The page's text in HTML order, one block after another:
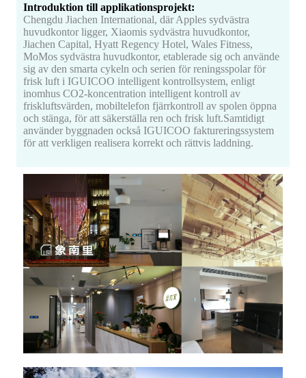
Introduktion till applikationsprojekt:
Chengdu Jiachen International, där Apples sydvästra
huvudkontor ligger, Xiaomis sydvästra huvudkontor,
Jiachen Capital, Hyatt Regency Hotel, Wales Fitness,
MoMos sydvästra huvudkontor, etablerade sig och använde
sig av den smarta cykeln och serien för reningsspolar för
frisk luft i IGUICOO intelligent kontrollsystem, enligt
inomhus CO2-koncentration intelligent kontroll av
friskluftsvärden, mobiltelefon fjärrkontroll av spolen öppna
och stänga, för att säkerställa ren och frisk luft.Samtidigt
använder byggnaden också IGUICOO faktureringssystem
för att verkligen realisera korrekt och rättvis laddning.